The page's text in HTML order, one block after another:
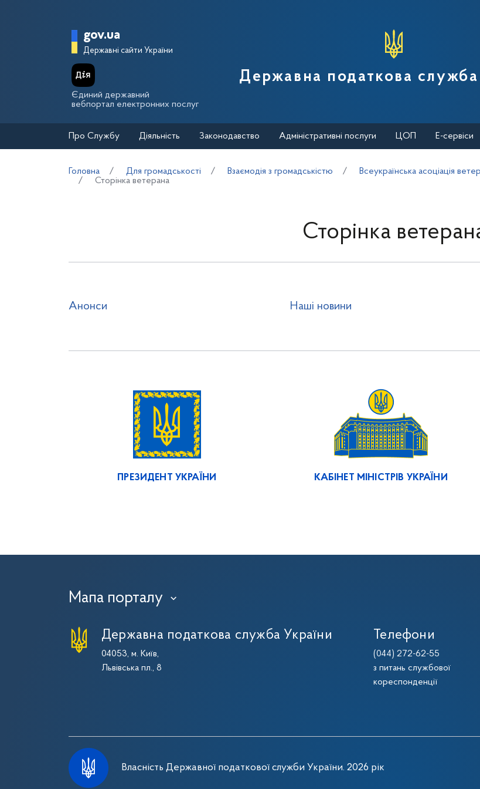
Головна сторінка Державної податкової служби
gov.ua
Державні сайти України
Єдиний державний
вебпортал електронних послуг
Державна податкова служба
Про Службу Діяльність Законодавство Адміністративні послуги ЦОП Е-сервіси
Головна Для громадськості Взаємодія з громадськістю
Всеукраїнська асоціація
Сторінка ветерана
Сторінка
Анонси Наші новини
ПРЕЗИДЕНТ УКРАЇНИ КАБІНЕТ МІНІСТРІВ УКРАЇНИ
Мапа порталу ›
Державна податкова служба України
04053, м. Київ,
Львівська пл., 8
Телефони
(044) 272-62-55
з питань службової
кореспонденції
Власність Державної податкової служби України. 2026 рік